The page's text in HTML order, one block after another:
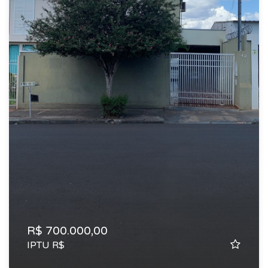
R$ 700.000,00
IPTU R$